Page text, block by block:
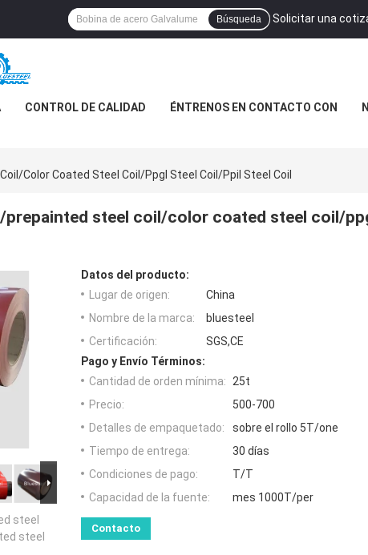
Solicitar una
Búsqueda
CONTROL DE CALIDAD ÉNTRENOS EN CONTACTO CON
color Coated Steel Coil/ppgl Steel Coil/ppil Steel Coil
steel coil/color coated steel coil/
steel
steel
Datos del producto:
Lugar de origen:
China
Nombre de la marca:
bluesteel
Certificación:
SGS,CE
Pago y Envío Términos:
Cantidad de orden mínima: 25t
Precio:
500-700
Detalles de empaquetado:
sobre el rollo 5T/one
Tiempo de entrega:
30 días
Condiciones de pago:
T/T
Capacidad de la fuente:
mes 1000T/per
Contacto